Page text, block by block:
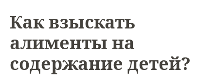
Как взыскать
алименты на
содержание детей?